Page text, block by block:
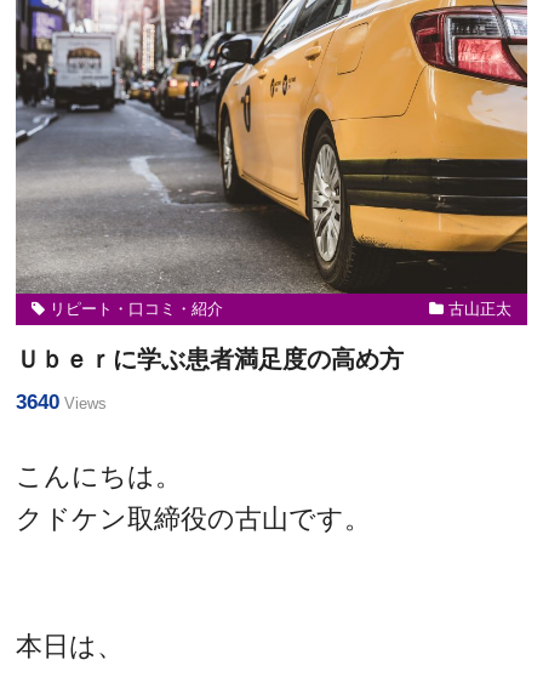
リピート・口コミ・紹介 古山正太
Ｕｂｅｒに学ぶ患者満足度の高め方
3640 Views
こんにちは。
クドケン取締役の古山です。
本日は、